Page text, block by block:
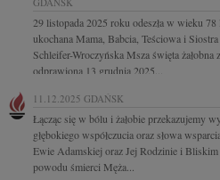
29 listopada 2025 roku odeszła w wieku 78
ukochana Mama, Babcia, Teściowa i
Schleifer-Wroczyńska Msza święta żałobna
odprawiona 13 grudnia 2025...
11.12.2025 GDAŃSK
Łącząc się w bólu i żałobie przekazujemy
głębokiego współczucia oraz słowa
Ewie Adamskiej oraz Jej Rodzinie i Bliskim
powodu śmierci Męża...